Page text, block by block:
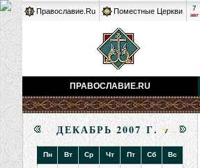
Православие.Ru Поместные Церкви 7
авг
ПРАВОСЛАВИЕ.RU
ДЕКАБРЬ 2007 Г.
Пн Вт Ср Чт Пт Сб Вс